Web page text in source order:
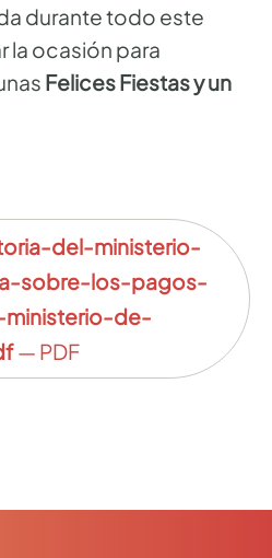
durante todo este
la ocasión para
Felices Fiestas y un
del-ministerio-
sobre-los-pagos-
de-
— PDF